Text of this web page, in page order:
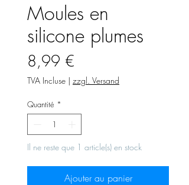
Moules en
silicone plumes
8,99 €
TVA Incluse | zzgl. Versand
Quantité *
Il ne reste que 1 article(s) en stock
Ajouter au panier